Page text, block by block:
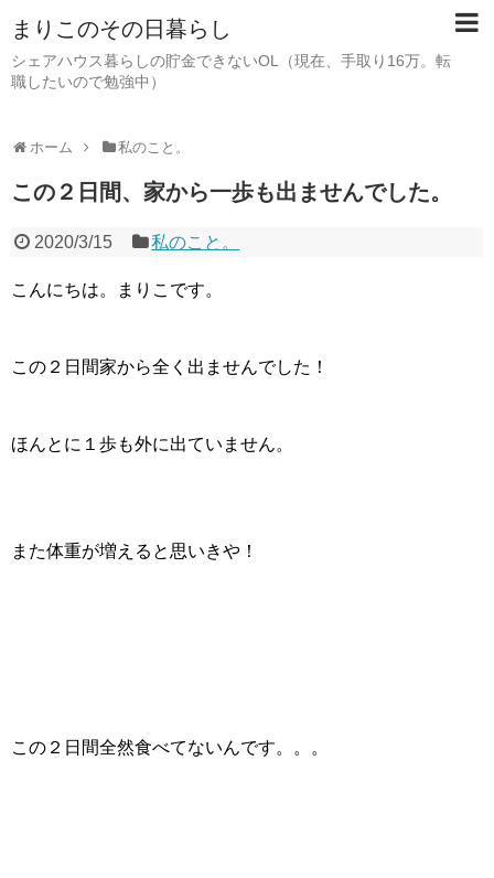
まりこのその日暮らし
シェアハウス暮らしの貯金できないOL（現在、手取り16万。転
職したいので勉強中）
ホーム 私のこと。
この２日間、家から一歩も出ませんでした。
2020/3/15 私のこと。
こんにちは。まりこです。
この２日間家から全く出ませんでした！
ほんとに１歩も外に出ていません。
また体重が増えると思いきや！
この２日間全然食べてないんです。。。